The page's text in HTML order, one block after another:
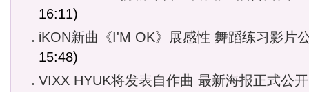
16:11)
iKON新曲《I'M OK》展感性 舞蹈练习影片
15:48)
VIXX HYUK将发表自作曲 最新海报正式公开